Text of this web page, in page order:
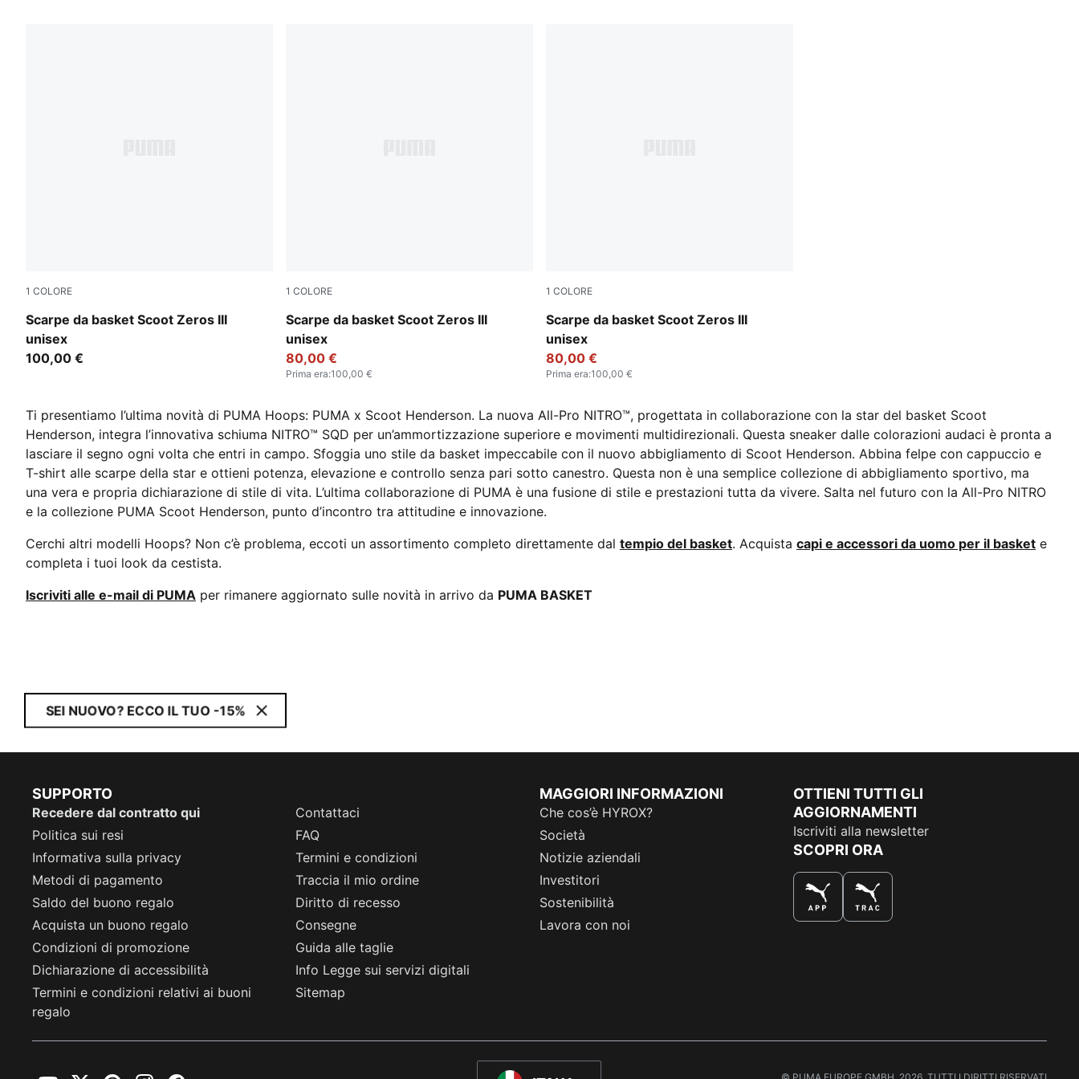
1 COLORE
Scarpe da basket Scoot Zeros III
unisex
Puma White
100,00 €
1 COLORE
Scarpe da basket Scoot Zeros III
unisex
Baltic Sea-Seafoam
80,00 €
Prima era:100,00 €
1 COLORE
Scarpe da basket Scoot Zeros III
unisex
Lucite-For All Time Red
80,00 €
Prima era:100,00 €
Ti presentiamo l’ultima novità di PUMA Hoops: PUMA x Scoot Henderson. La nuova All-Pro NITRO™, progettata in collaborazione con la star del basket Scoot
Henderson, integra l’innovativa schiuma NITRO™ SQD per un’ammortizzazione superiore e movimenti multidirezionali. Questa sneaker dalle colorazioni audaci è pronta a
lasciare il segno ogni volta che entri in campo. Sfoggia uno stile da basket impeccabile con il nuovo abbigliamento di Scoot Henderson. Abbina felpe con cappuccio e
T-shirt alle scarpe della star e ottieni potenza, elevazione e controllo senza pari sotto canestro. Questa non è una semplice collezione di abbigliamento sportivo, ma
una vera e propria dichiarazione di stile di vita. L’ultima collaborazione di PUMA è una fusione di stile e prestazioni tutta da vivere. Salta nel futuro con la All-Pro NITRO
e la collezione PUMA Scoot Henderson, punto d’incontro tra attitudine e innovazione.
Cerchi altri modelli Hoops? Non c’è problema, eccoti un assortimento completo direttamente dal tempio del basket. Acquista capi e accessori da uomo per il basket e
completa i tuoi look da cestista.
Iscriviti alle e-mail di PUMA per rimanere aggiornato sulle novità in arrivo da PUMA BASKET
SEI NUOVO? ECCO IL TUO -15%
SUPPORTO
Recedere dal contratto qui
Contattaci
Politica sui resi
FAQ
Informativa sulla privacy
Termini e condizioni
Metodi di pagamento
Traccia il mio ordine
Saldo del buono regalo
Diritto di recesso
Acquista un buono regalo
Consegne
Condizioni di promozione
Guida alle taglie
Dichiarazione di accessibilità
Info Legge sui servizi digitali
Termini e condizioni relativi ai buoni
regalo
Sitemap
MAGGIORI INFORMAZIONI
Che cos’è HYROX?
Società
Notizie aziendali
Investitori
Sostenibilità
Lavora con noi
OTTIENI TUTTI GLI
AGGIORNAMENTI
Iscriviti alla newsletter
SCOPRI ORA